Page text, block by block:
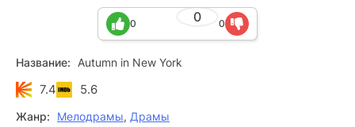
0
0 0
Название: Autumn in New York
7.4 5.6
Жанр: Мелодрамы, Драмы